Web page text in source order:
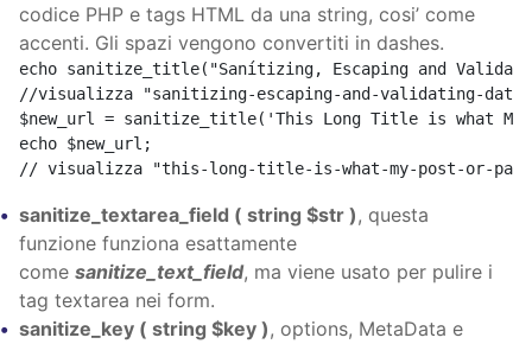
codice PHP e tags HTML da una string, cosi’ come
accenti. Gli spazi vengono convertiti in dashes.
echo sanitize_title("Sanítizing, Escaping and
//visualizza "sanitizing-escaping-and-validating-data-
$new_url = sanitize_title('This Long Title is what My
echo $new_url;
// visualizza "this-long-title-is-what-my-post-or-
sanitize_textarea_field ( string $str ), questa
funzione funziona esattamente
come sanitize_text_field, ma viene usato per pulire i
tag textarea nei form.
sanitize_key ( string $key ), options, MetaData e